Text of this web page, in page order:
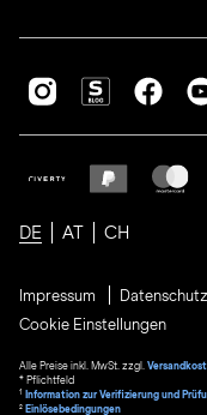
DE AT CH
Impressum Datenschutz
Cookie Einstellungen
Alle Preise inkl. MwSt. zzgl.
* Pflichtfeld
1
Information zur Verifizierung und
² Einlösebedingungen